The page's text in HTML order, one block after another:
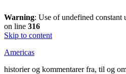
Warning: Use of undefined
on line 316
Skip to content
Americas
historier og kommentarer fra, til og